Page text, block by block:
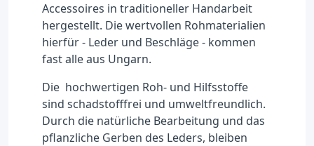
Accessoires in traditioneller Handarbeit
hergestellt. Die wertvollen Rohmaterialien
hierfür - Leder und Beschläge - kommen
fast alle aus Ungarn.
Die hochwertigen Roh- und Hilfsstoffe
sind schadstofffrei und umweltfreundlich.
Durch die natürliche Bearbeitung und das
pflanzliche Gerben des Leders, bleiben